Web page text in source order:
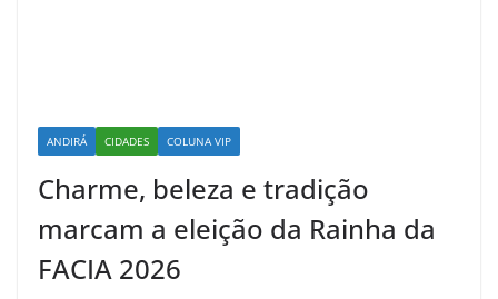
ANDIRÁ CIDADES COLUNA VIP
Charme, beleza e tradição
marcam a eleição da Rainha da
FACIA 2026